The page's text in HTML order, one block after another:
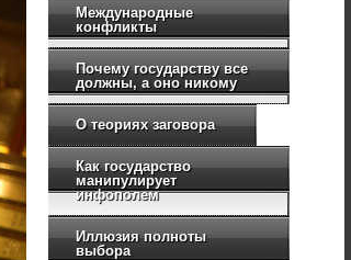
Международные
конфликты
Почему государству все
должны, а оно никому
О теориях заговора
Как государство
манипулирует
инфополем
Иллюзия полноты
выбора